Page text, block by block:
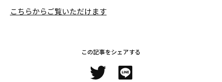
こちらからご覧いただけます
この記事をシェアする